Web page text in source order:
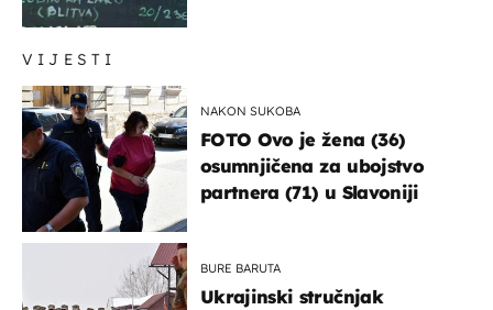
VIJESTI
NAKON SUKOBA
FOTO Ovo je žena (36)
osumnjičena za ubojstvo
partnera (71) u Slavoniji
BURE BARUTA
Ukrajinski stručnjak